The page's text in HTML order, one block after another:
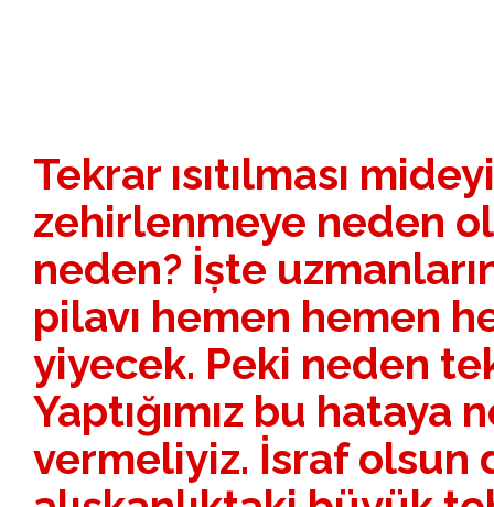
Tekrar ısıtılması
zehirlenmeye neden
neden? İște
pilavı hemen hemen
yiyecek. Peki neden
Yaptığımız bu hataya
vermeliyiz. İsraf olsun